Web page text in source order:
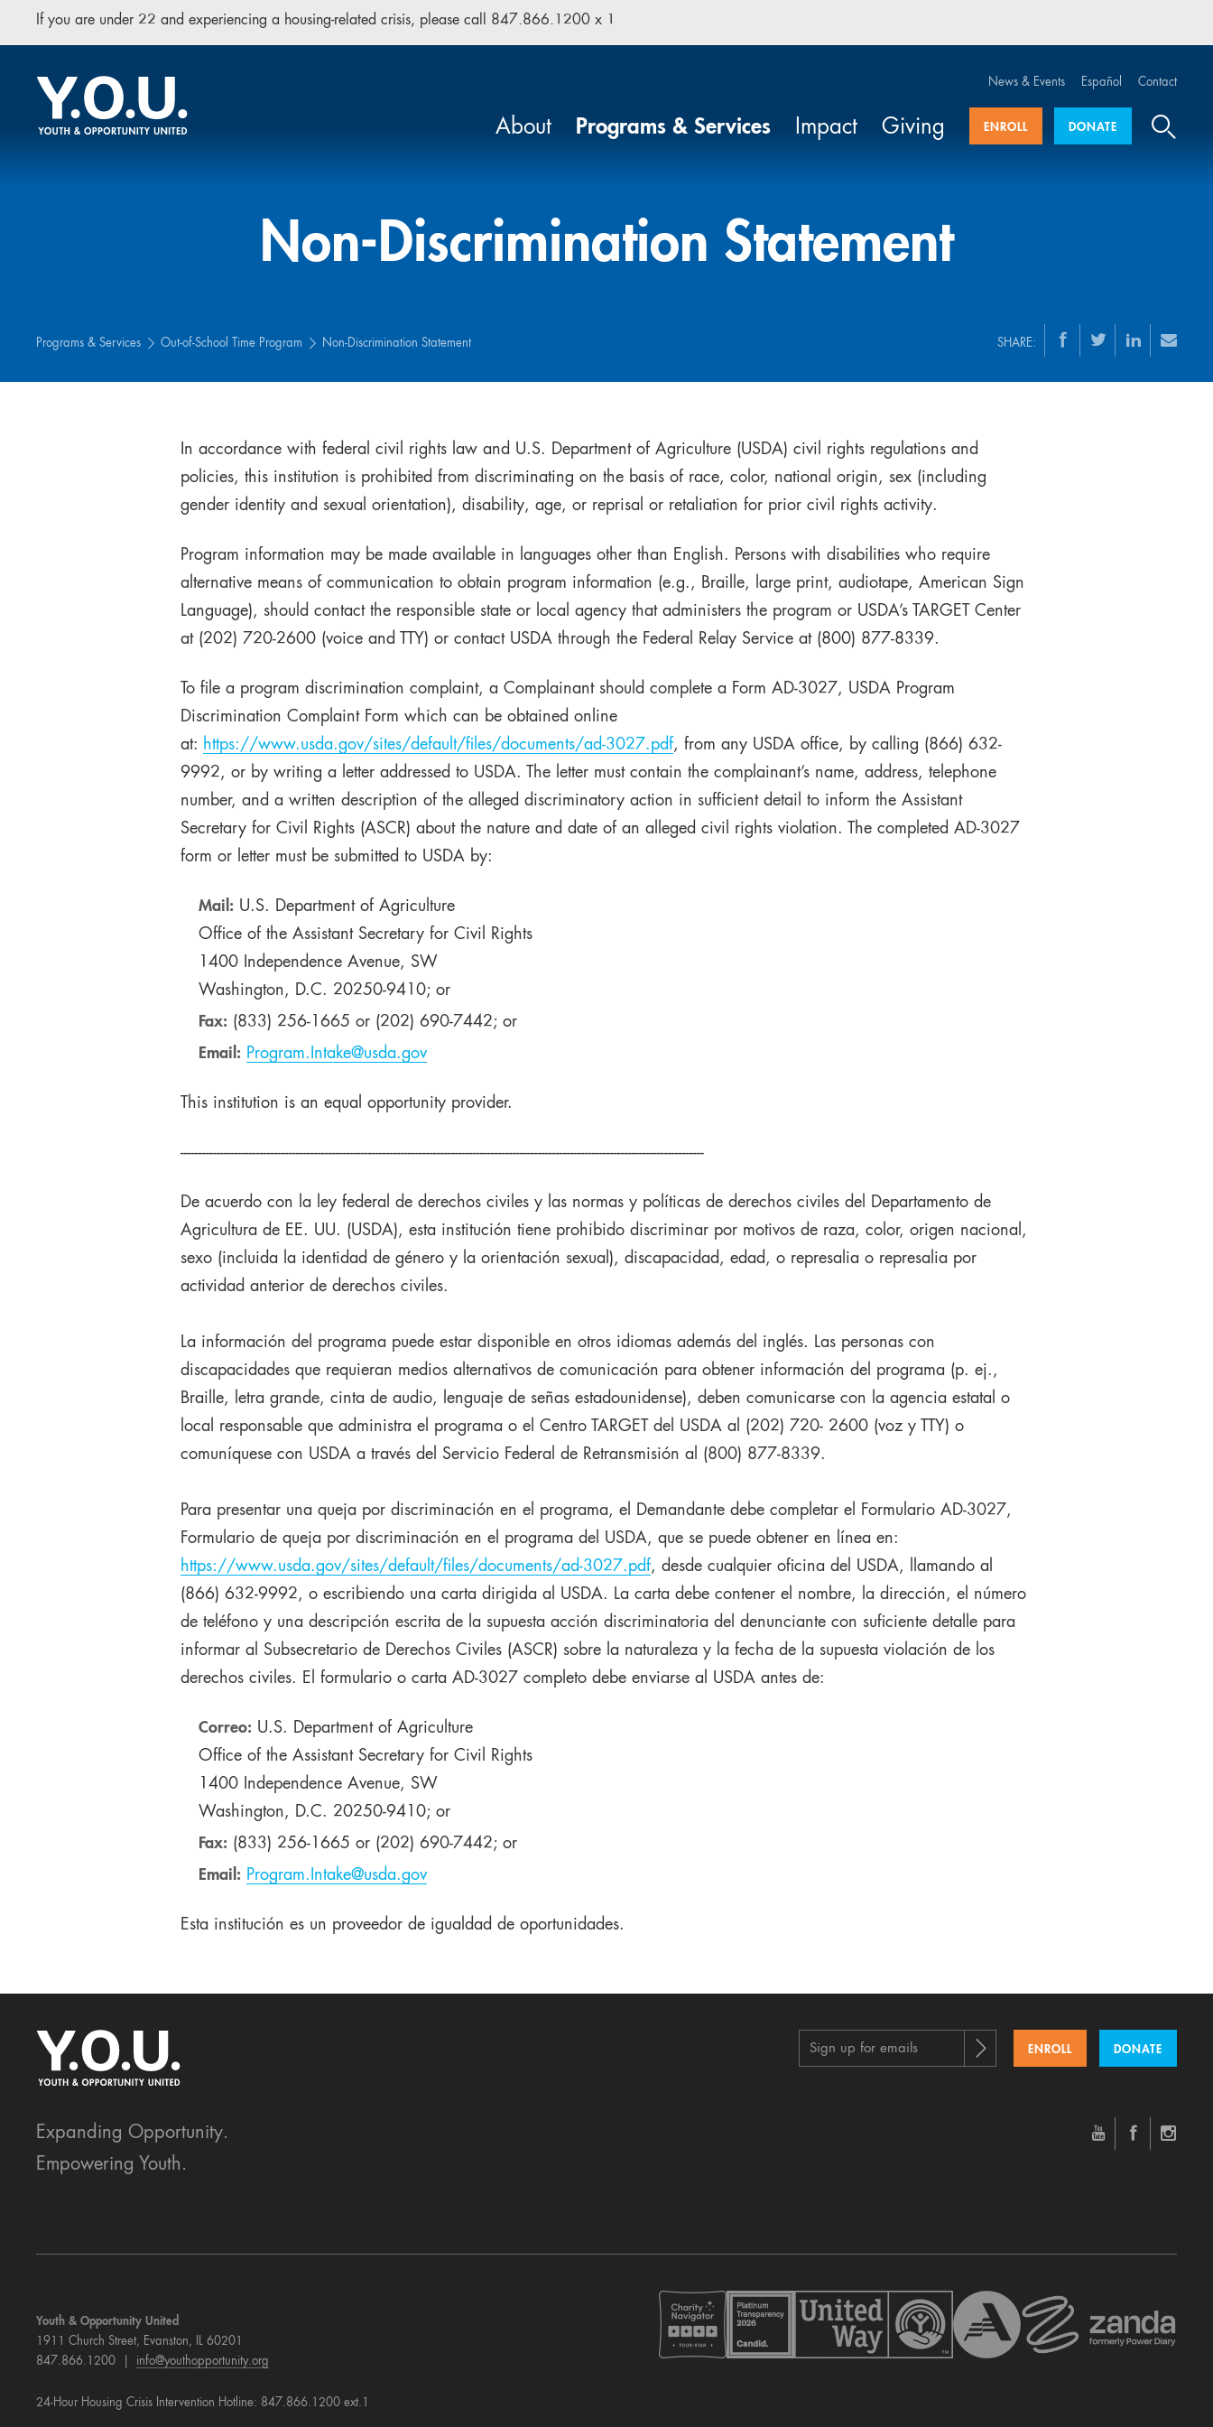
If you are under 22 and experiencing a housing-related crisis, please call 847.866.1200 x 1
News & Events Español Contact
About Programs & Services Impact Giving ENROLL DONATE
Non-Discrimination Statement
Programs & Services Out-of-School Time Program Non-Discrimination Statement SHARE:
In accordance with federal civil rights law and U.S. Department of Agriculture (USDA) civil rights regulations and
policies, this institution is prohibited from discriminating on the basis of race, color, national origin, sex (including
gender identity and sexual orientation), disability, age, or reprisal or retaliation for prior civil rights activity.
Program information may be made available in languages other than English. Persons with disabilities who require
alternative means of communication to obtain program information (e.g., Braille, large print, audiotape, American Sign
Language), should contact the responsible state or local agency that administers the program or USDA’s TARGET Center
at (202) 720-2600 (voice and TTY) or contact USDA through the Federal Relay Service at (800) 877-8339.
To file a program discrimination complaint, a Complainant should complete a Form AD-3027, USDA Program
Discrimination Complaint Form which can be obtained online
at: https://www.usda.gov/sites/default/files/documents/ad-3027.pdf, from any USDA office, by calling (866) 632-
9992, or by writing a letter addressed to USDA. The letter must contain the complainant’s name, address, telephone
number, and a written description of the alleged discriminatory action in sufficient detail to inform the Assistant
Secretary for Civil Rights (ASCR) about the nature and date of an alleged civil rights violation. The completed AD-3027
form or letter must be submitted to USDA by:
Mail: U.S. Department of Agriculture
Office of the Assistant Secretary for Civil Rights
1400 Independence Avenue, SW
Washington, D.C. 20250-9410; or
Fax: (833) 256-1665 or (202) 690-7442; or
Email: Program.Intake@usda.gov
This institution is an equal opportunity provider.
-------------------------------------------------------------------------------------------------------------------------------------------------
De acuerdo con la ley federal de derechos civiles y las normas y políticas de derechos civiles del Departamento de
Agricultura de EE. UU. (USDA), esta institución tiene prohibido discriminar por motivos de raza, color, origen nacional,
sexo (incluida la identidad de género y la orientación sexual), discapacidad, edad, o represalia o represalia por
actividad anterior de derechos civiles.
La información del programa puede estar disponible en otros idiomas además del inglés. Las personas con
discapacidades que requieran medios alternativos de comunicación para obtener información del programa (p. ej.,
Braille, letra grande, cinta de audio, lenguaje de señas estadounidense), deben comunicarse con la agencia estatal o
local responsable que administra el programa o el Centro TARGET del USDA al (202) 720- 2600 (voz y TTY) o
comuníquese con USDA a través del Servicio Federal de Retransmisión al (800) 877-8339.
Para presentar una queja por discriminación en el programa, el Demandante debe completar el Formulario AD-3027,
Formulario de queja por discriminación en el programa del USDA, que se puede obtener en línea en:
https://www.usda.gov/sites/default/files/documents/ad-3027.pdf, desde cualquier oficina del USDA, llamando al
(866) 632-9992, o escribiendo una carta dirigida al USDA. La carta debe contener el nombre, la dirección, el número
de teléfono y una descripción escrita de la supuesta acción discriminatoria del denunciante con suficiente detalle para
informar al Subsecretario de Derechos Civiles (ASCR) sobre la naturaleza y la fecha de la supuesta violación de los
derechos civiles. El formulario o carta AD-3027 completo debe enviarse al USDA antes de:
Correo: U.S. Department of Agriculture
Office of the Assistant Secretary for Civil Rights
1400 Independence Avenue, SW
Washington, D.C. 20250-9410; or
Fax: (833) 256-1665 or (202) 690-7442; or
Email: Program.Intake@usda.gov
Esta institución es un proveedor de igualdad de oportunidades.
Expanding Opportunity.
Empowering Youth.
Sign up for emails ENROLL DONATE
Youth & Opportunity United
1911 Church Street, Evanston, IL 60201
847.866.1200 | info@youthopportunity.org
24-Hour Housing Crisis Intervention Hotline: 847.866.1200 ext.1